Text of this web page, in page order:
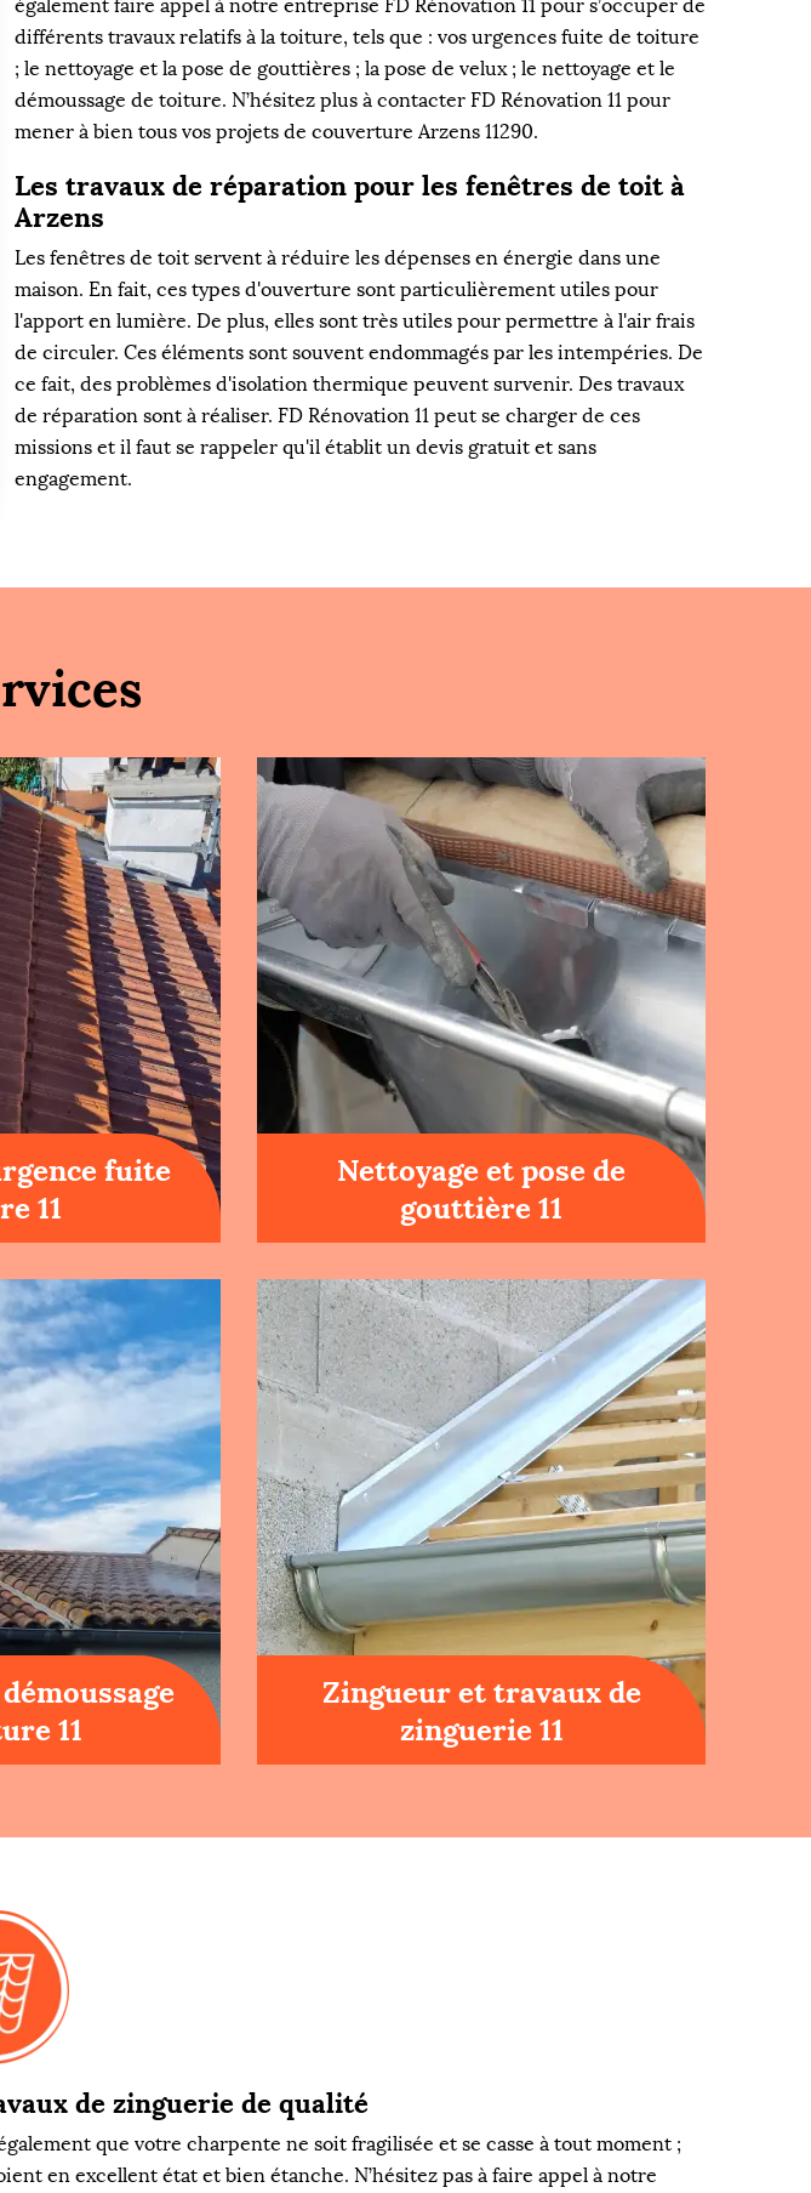
également faire appel à notre entreprise FD Rénovation 11 pour s’occuper de
différents travaux relatifs à la toiture, tels que : vos urgences fuite de toiture
; le nettoyage et la pose de gouttières ; la pose de velux ; le nettoyage et le
démoussage de toiture. N’hésitez plus à contacter FD Rénovation 11 pour
mener à bien tous vos projets de couverture Arzens 11290.
Les travaux de réparation pour les fenêtres de toit à
Arzens
Les fenêtres de toit servent à réduire les dépenses en énergie dans une
maison. En fait, ces types d'ouverture sont particulièrement utiles pour
l'apport en lumière. De plus, elles sont très utiles pour permettre à l'air frais
de circuler. Ces éléments sont souvent endommagés par les intempéries. De
ce fait, des problèmes d'isolation thermique peuvent survenir. Des travaux
de réparation sont à réaliser. FD Rénovation 11 peut se charger de ces
missions et il faut se rappeler qu'il établit un devis gratuit et sans
engagement.
fuite
11
Nettoyage et pose de
gouttière 11
11
Zingueur et travaux de
zinguerie 11
de zinguerie de qualité
que votre charpente ne soit fragilisée et se casse à tout moment ;
en excellent état et bien étanche. N’hésitez pas à faire appel à notre